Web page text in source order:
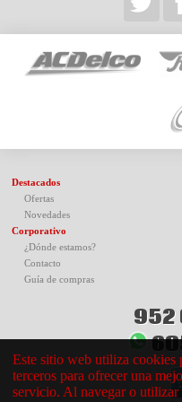
Destacados
Ofertas
Novedades
Corporativo
¿Dónde estamos?
Contacto
Guía de compras
952
Este sitio web utiliza cookies
terceros para ofrecer una
servicio. Al navegar o utilizar